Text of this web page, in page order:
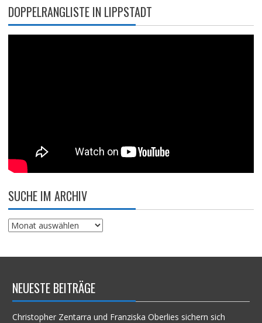
DOPPELRANGLISTE IN LIPPSTADT
SUCHE IM ARCHIV
Suche
NEUESTE BEITRÄGE
Christopher Zentarra und Franziska Oberlies sichern sich